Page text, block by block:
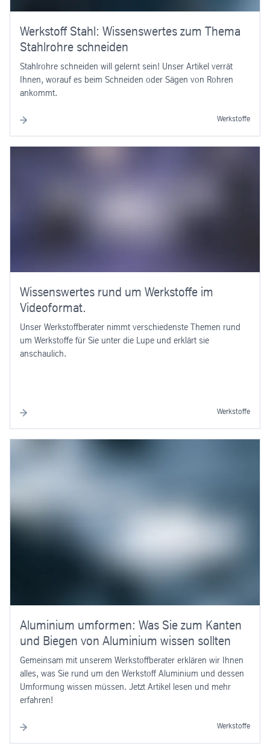
Werkstoff Stahl: Wissenswertes zum Thema
Stahlrohre schneiden
Stahlrohre schneiden will gelernt sein! Unser Artikel verrät
Ihnen, worauf es beim Schneiden oder Sägen von Rohren
ankommt.
Werkstoffe
Wissenswertes rund um Werkstoffe im
Videoformat.
Unser Werkstoffberater nimmt verschiedenste Themen rund
um Werkstoffe für Sie unter die Lupe und erklärt sie
anschaulich.
Werkstoffe
Aluminium umformen: Was Sie zum Kanten
und Biegen von Aluminium wissen sollten
Gemeinsam mit unserem Werkstoffberater erklären wir Ihnen
alles, was Sie rund um den Werkstoff Aluminium und dessen
Umformung wissen müssen. Jetzt Artikel lesen und mehr
erfahren!
Werkstoffe